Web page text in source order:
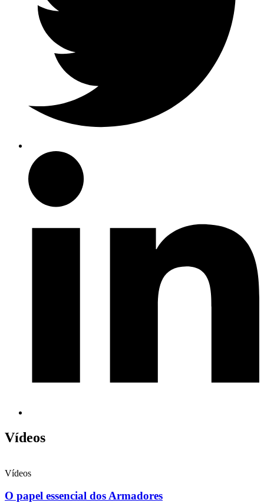
Vídeos
Vídeos
O papel essencial dos Armadores